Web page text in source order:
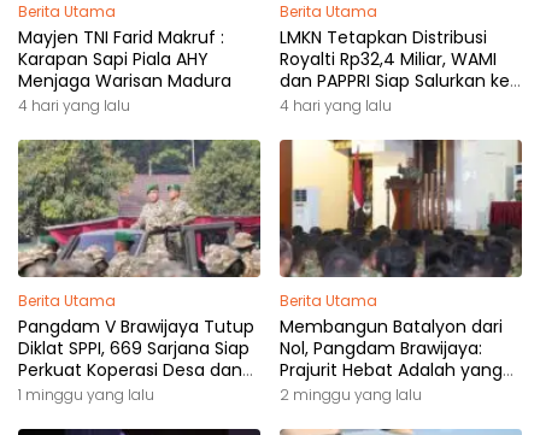
Berita Utama
Mayjen TNI Farid Makruf :
Karapan Sapi Piala AHY
Menjaga Warisan Madura
4 hari yang lalu
Berita Utama
LMKN Tetapkan Distribusi
Royalti Rp32,4 Miliar, WAMI
dan PAPPRI Siap Salurkan ke
Pemilik Hak
4 hari yang lalu
Berita Utama
Pangdam V Brawijaya Tutup
Diklat SPPI, 669 Sarjana Siap
Perkuat Koperasi Desa dan
Kampung Nelayan
1 minggu yang lalu
Berita Utama
Membangun Batalyon dari
Nol, Pangdam Brawijaya:
Prajurit Hebat Adalah yang
Dibutuhkan Rakyat
2 minggu yang lalu